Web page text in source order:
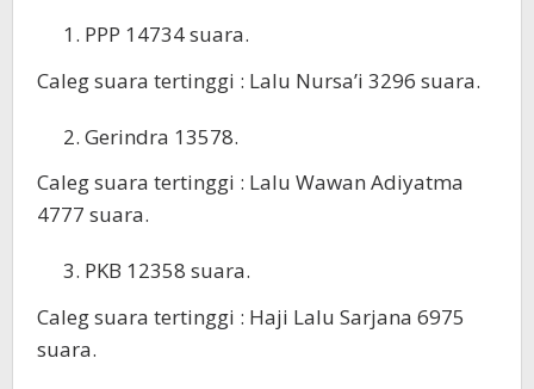
PPP 14734 suara.
Caleg suara tertinggi : Lalu Nursa’i 3296 suara.
Gerindra 13578.
Caleg suara tertinggi : Lalu Wawan Adiyatma
4777 suara.
PKB 12358 suara.
Caleg suara tertinggi : Haji Lalu Sarjana 6975
suara.